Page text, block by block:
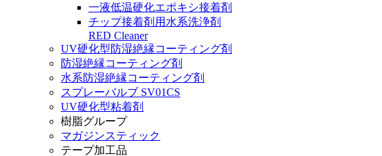
一液低温硬化エポキシ接着剤
チップ接着剤用水系洗浄剤
RED Cleaner
UV硬化型防湿絶縁コーティング剤
防湿絶縁コーティング剤
水系防湿絶縁コーティング剤
スプレーバルブ SV01CS
UV硬化型粘着剤
樹脂グループ
マガジンスティック
テープ加工品